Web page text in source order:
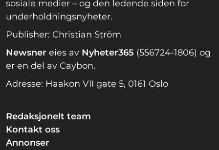
sosiale medier – og den ledende siden for
underholdningsnyheter.
Publisher: Christian Ström
Newsner eies av Nyheter365 (556724-1806) og
er en del av Caybon.
Adresse: Haakon VII gate 5, 0161 Oslo
Redaksjonelt team
Kontakt oss
Annonser